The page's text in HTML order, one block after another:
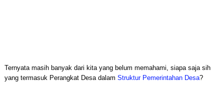
Ternyata masih banyak dari kita yang belum memahami, siapa saja sih
yang termasuk Perangkat Desa dalam Struktur Pemerintahan Desa?